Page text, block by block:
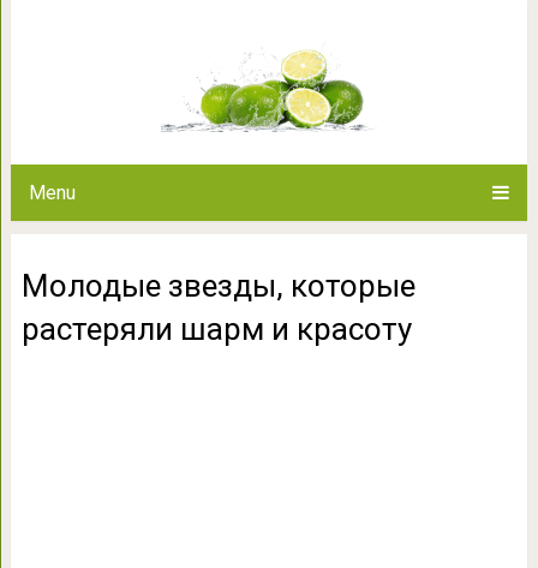
Menu
Молодые звезды, которые
растеряли шарм и красоту